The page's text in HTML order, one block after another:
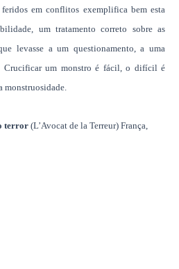
em conflitos exemplifica bem esta
um tratamento correto sobre as
levasse a um questionamento, a uma
Crucificar um monstro é fácil, o difícil é
monstruosidade.
terror (L’Avocat de la Terreur) França,